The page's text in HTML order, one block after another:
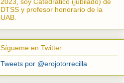
DTSS y profesor honorario de la
UAB.
Sígueme en Twitter:
Tweets por @erojotorrecilla